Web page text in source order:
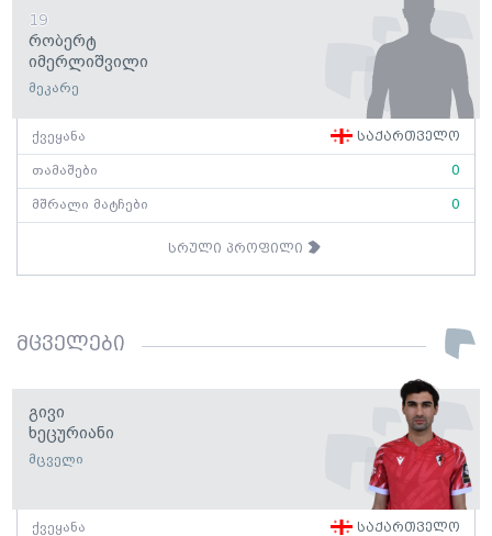
19
Რობერტ
Იმერლიშვილი
მეკარე
ქვეყანა საქართველო
თამაშები 0
მშრალი მატჩები 0
სრული პროფილი
მცველები
Გივი
Ხეცურიანი
მცველი
ქვეყანა საქართველო